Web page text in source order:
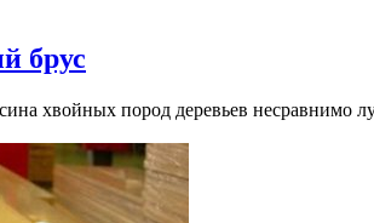
брус
хвойных пород деревьев несравнимо